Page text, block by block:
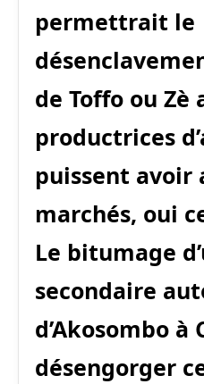
permettrait le
de Toffo ou Zè
productrices
puissent avoir
marchés, oui
Le bitumage
secondaire
d’Akosombo à
désengorger